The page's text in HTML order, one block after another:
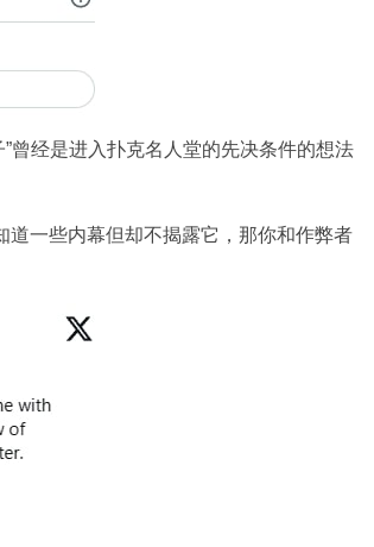
曾经是进入扑克名人堂的先决条件的想法
一些内幕但却不揭露它，那你和作弊者